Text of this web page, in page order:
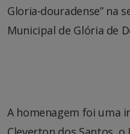
Gloria-douradense” na
Municipal de Glória de
A homenagem foi uma